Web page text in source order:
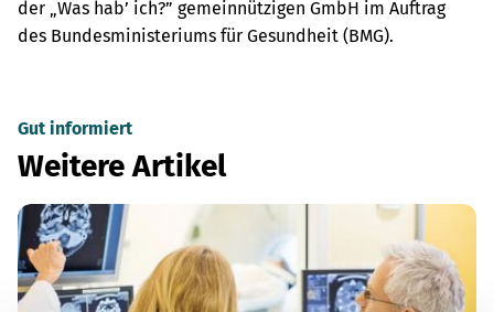
der „Was hab’ ich?” gemeinnützigen GmbH im Auftrag
des Bundesministeriums für Gesundheit (BMG).
Gut informiert
Weitere Artikel